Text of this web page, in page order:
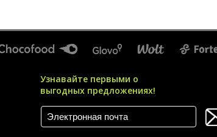
Узнавайте первыми о
выгодных предложениях!